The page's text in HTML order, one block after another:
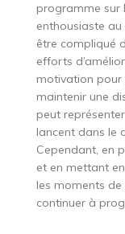
programme sur
enthousiaste
être compliqué
efforts
motivation pour
maintenir une
peut
lancent dans le
Cependant, en
et en mettant
les moments
continuer à